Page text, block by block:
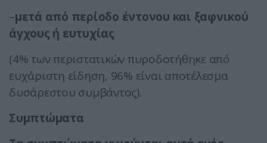
–μετά από περίοδο έντονου και ξαφνικού
άγχους ή ευτυχίας
(4% των περιστατικών πυροδοτήθηκε από
ευχάριστη είδηση, 96% είναι αποτέλεσμα
δυσάρεστου συμβάντος).
Συμπτώματα